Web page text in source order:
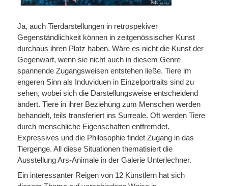
Ja, auch Tierdarstellungen in retrospekiver
Gegenständlichkeit können in zeitgenössischer Kunst
durchaus ihren Platz haben. Wäre es nicht die Kunst der
Gegenwart, wenn sie nicht auch in diesem Genre
spannende Zugangsweisen entstehen ließe. Tiere im
engeren Sinn als Induviduen in Einzelportraits sind zu
sehen, wobei sich die Darstellungsweise entscheidend
ändert. Tiere in ihrer Beziehung zum Menschen werden
behandelt, teils transferiert ins Surreale. Oft werden Tiere
durch menschliche Eigenschaften entfremdet.
Expressives und die Philosophie findet Zugang in das
Tiergenge. All diese Situationen thematisiert die
Ausstellung Ars-Animale in der Galerie Unterlechner.
Ein interessanter Reigen von 12 Künstlern hat sich